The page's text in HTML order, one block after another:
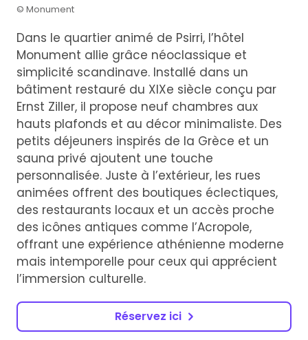
© Monument
Dans le quartier animé de Psirri, l’hôtel
Monument allie grâce néoclassique et
simplicité scandinave. Installé dans un
bâtiment restauré du XIXe siècle conçu par
Ernst Ziller, il propose neuf chambres aux
hauts plafonds et au décor minimaliste. Des
petits déjeuners inspirés de la Grèce et un
sauna privé ajoutent une touche
personnalisée. Juste à l’extérieur, les rues
animées offrent des boutiques éclectiques,
des restaurants locaux et un accès proche
des icônes antiques comme l’Acropole,
offrant une expérience athénienne moderne
mais intemporelle pour ceux qui apprécient
l’immersion culturelle.
Réservez ici